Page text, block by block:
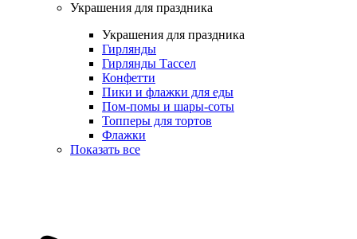
Украшения для праздника
Украшения для праздника
Гирлянды
Гирлянды Тассел
Конфетти
Пики и флажки для еды
Пом-помы и шары-соты
Топперы для тортов
Флажки
Показать все